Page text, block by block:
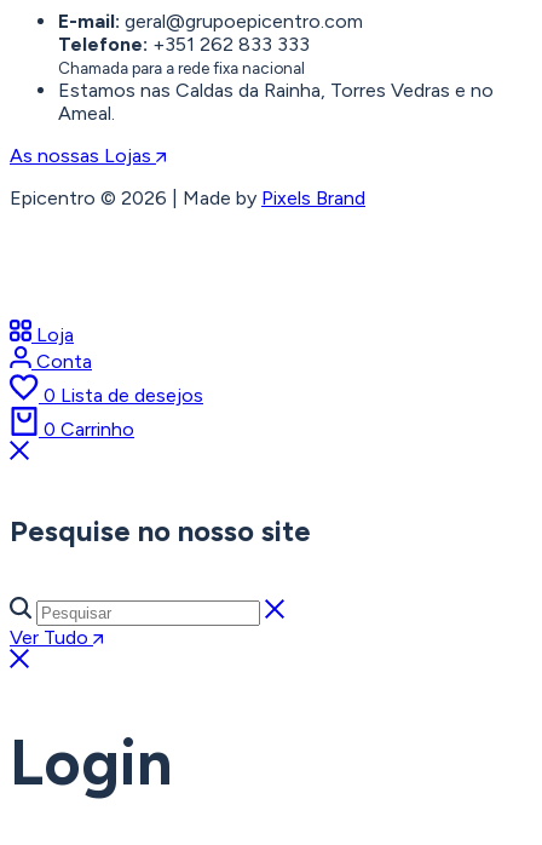
E-mail: geral@grupoepicentro.com
Telefone: +351 262 833 333
Chamada para a rede fixa nacional
Estamos nas Caldas da Rainha, Torres Vedras e no
Ameal.
As nossas Lojas
Epicentro © 2026 | Made by Pixels Brand
Loja
Conta
0 Lista de desejos
0 Carrinho
Pesquise no nosso site
Ver Tudo
Login